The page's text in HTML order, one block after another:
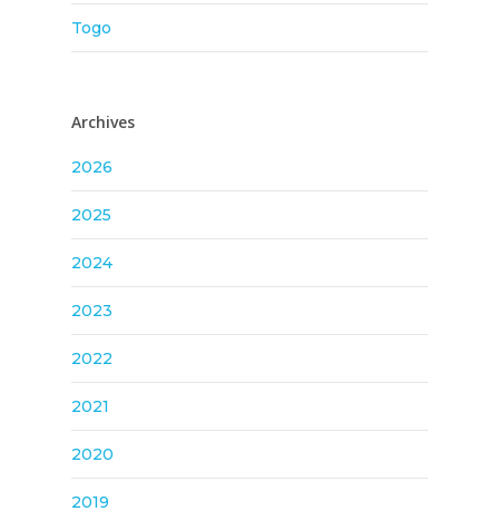
Togo
Archives
2026
2025
2024
2023
2022
2021
2020
2019